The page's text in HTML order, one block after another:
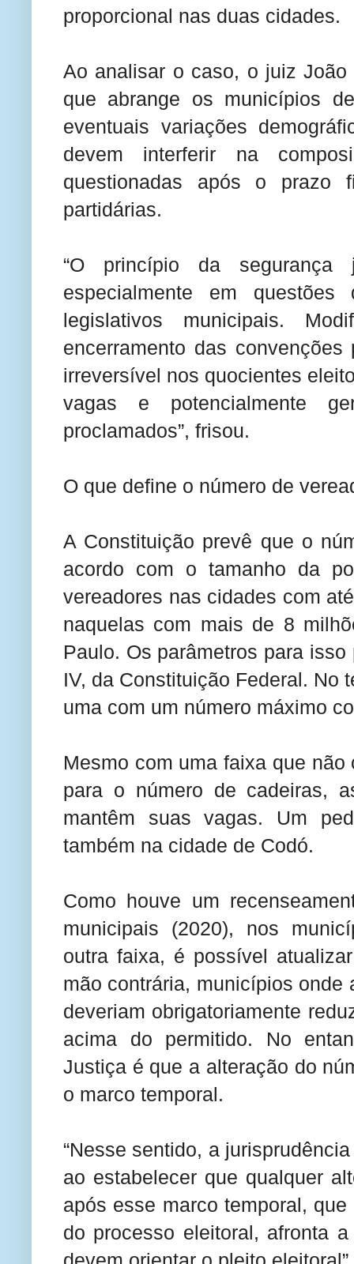
proporcional nas duas cidades.
Ao analisar o caso, o juiz
que abrange os municípios
eventuais variações
devem interferir na
questionadas após o prazo
partidárias.
“O princípio da
especialmente em
legislativos municipais.
encerramento das
irreversível nos quocientes
vagas e potencialmente
proclamados”, frisou.
O que define o número de
A Constituição prevê que o
acordo com o tamanho da
vereadores nas cidades com
naquelas com mais de 8
Paulo. Os parâmetros para
IV, da Constituição Federal. No
uma com um número máximo
Mesmo com uma faixa que
para o número de cadeiras,
mantêm suas vagas. Um
também na cidade de Codó.
Como houve um
municipais (2020), nos
outra faixa, é possível
mão contrária, municípios onde
deveriam obrigatoriamente
acima do permitido. No
Justiça é que a alteração do
o marco temporal.
“Nesse sentido, a
ao estabelecer que qualquer
após esse marco temporal,
do processo eleitoral, afronta